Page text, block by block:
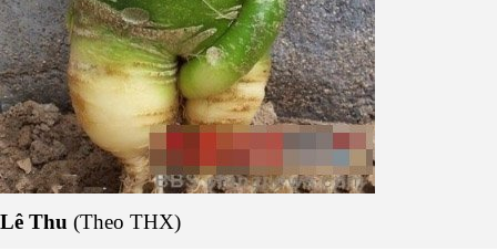
Lê Thu (Theo THX)